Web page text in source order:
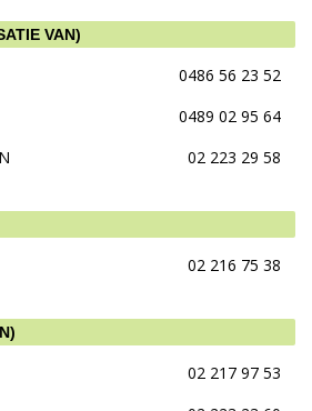
VAN)
0486 56 23 52
0489 02 95 64
02 223 29 58
02 216 75 38
02 217 97 53